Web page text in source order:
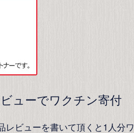
ューでワクチン寄付
レビューを書いて頂くと1人分ワ